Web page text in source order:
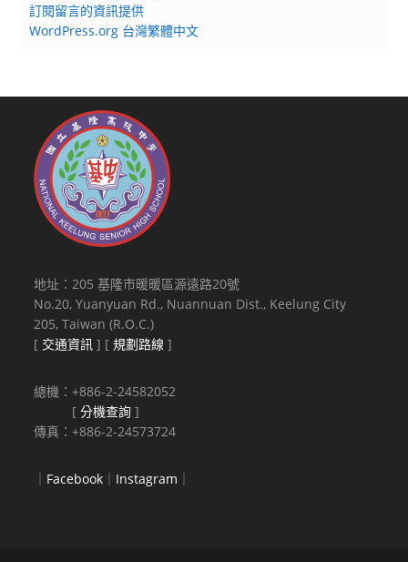
訂閱留言的資訊提供
WordPress.org 台灣繁體中文
地址：205 基隆市暖暖區源遠路20號
No.20, Yuanyuan Rd., Nuannuan Dist., Keelung City
205, Taiwan (R.O.C.)
[ 交通資訊 ] [規劃路線 ]
總機：+886-2-24582052
[分機查詢 ]
傳真：+886-2-24573724
｜ Facebook ｜ Instagram ｜